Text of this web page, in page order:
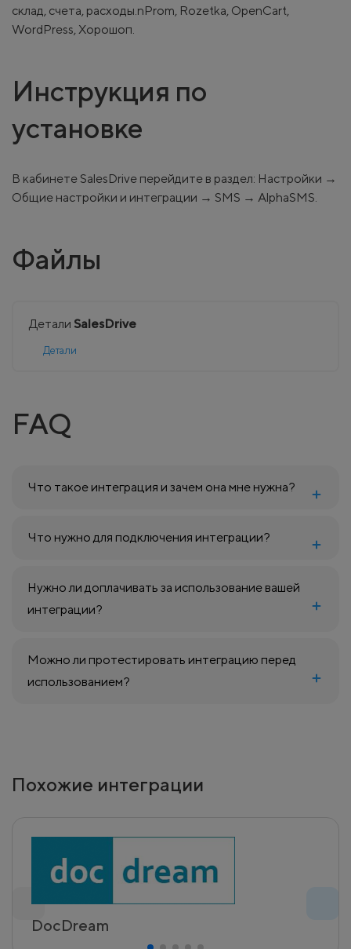
склад, счета, расходы.nProm, Rozetka, OpenCart,
WordPress, Хорошоп.
Инструкция по
установке
В кабинете SalesDrive перейдите в раздел: Настройки →
Общие настройки и интеграции → SMS → AlphaSMS.
Файлы
Детали SalesDrive
Детали
FAQ
Что такое интеграция и зачем она мне нужна?
Что нужно для подключения интеграции?
Нужно ли доплачивать за использование вашей
интеграции?
Можно ли протестировать интеграцию перед
использованием?
Похожие интеграции
DocDream